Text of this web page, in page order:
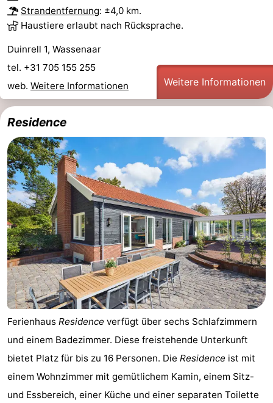
Strandentfernung: ±4,0 km.
Haustiere erlaubt nach Rücksprache.
Duinrell 1, Wassenaar
tel. +31 705 155 255
web. Weitere Informationen Weitere Informationen
Residence
Ferienhaus Residence verfügt über sechs Schlafzimmern
und einem Badezimmer. Diese freistehende Unterkunft
bietet Platz für bis zu 16 Personen. Die Residence ist mit
einem Wohnzimmer mit gemütlichem Kamin, einem Sitz-
und Essbereich, einer Küche und einer separaten Toilette